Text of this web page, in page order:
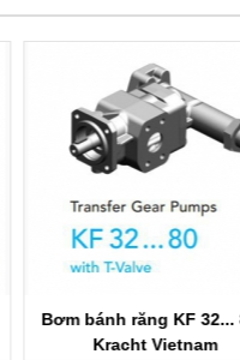
Bơm bánh răng KF
Kracht Vietnam